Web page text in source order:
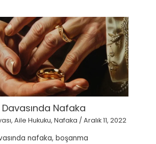
Nafaka
,Aile Hukuku,Nafaka /Aralık 11, 2022
nafaka, boşanma